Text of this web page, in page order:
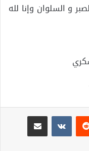
و السلوان وإنا لله
مشاركة عبر البريد